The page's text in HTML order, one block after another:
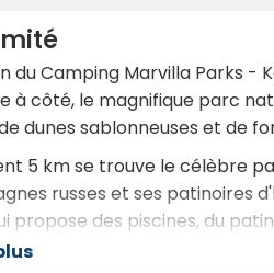
du Camping Marvilla Parks
à côté, le magnifique parc
dunes sablonneuses et de
5 km se trouve le célèbre
russes et ses patinoires
propose des piscines, du
les sports d'hiver ?